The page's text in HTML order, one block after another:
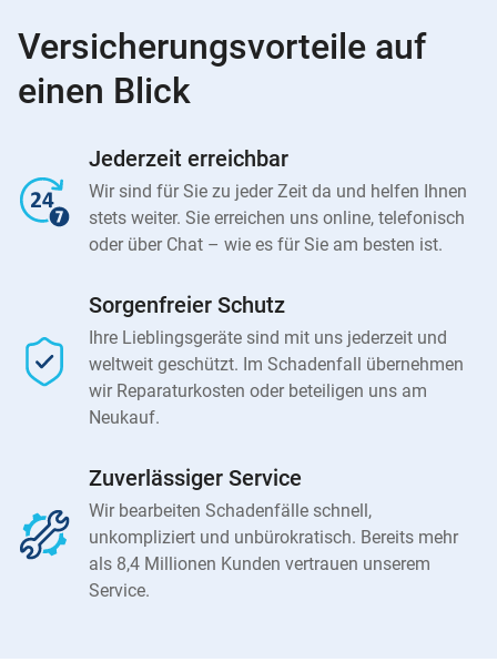
Versicherungsvorteile auf
einen Blick
Jederzeit erreichbar
Wir sind für Sie zu jeder Zeit da und helfen Ihnen
stets weiter. Sie erreichen uns online, telefonisch
oder über Chat – wie es für Sie am besten ist.
Sorgenfreier Schutz
Ihre Lieblingsgeräte sind mit uns jederzeit und
weltweit geschützt. Im Schadenfall übernehmen
wir Reparaturkosten oder beteiligen uns am
Neukauf.
Zuverlässiger Service
Wir bearbeiten Schadenfälle schnell,
unkompliziert und unbürokratisch. Bereits mehr
als 8,4 Millionen Kunden vertrauen unserem
Service.